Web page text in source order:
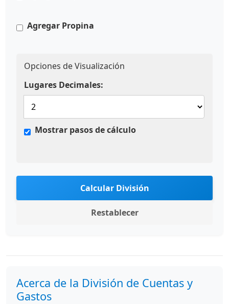
Agregar Propina
Opciones de Visualización
Lugares Decimales:
Mostrar pasos de cálculo
Calcular División
Restablecer
Acerca de la División de Cuentas y
Gastos